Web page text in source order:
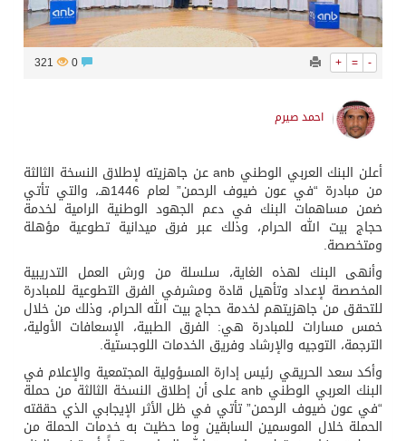
+ = -
321
احمد صيرم
أعلن البنك العربي الوطني anb عن جاهزيته لإطلاق النسخة الثالثة
من مبادرة “في عون ضيوف الرحمن” لعام 1446هـ، والتي تأتي
ضمن مساهمات البنك في دعم الجهود الوطنية الرامية لخدمة
حجاج بيت الله الحرام، وذلك عبر فرق ميدانية تطوعية مؤهلة
ومتخصصة.
وأنهى البنك لهذه الغاية، سلسلة من ورش العمل التدريبية
المخصصة لإعداد وتأهيل قادة ومشرفي الفرق التطوعية للمبادرة
للتحقق من جاهزيتهم لخدمة حجاج بيت الله الحرام، وذلك من خلال
خمس مسارات للمبادرة هي: الفرق الطبية، الإسعافات الأولية،
الترجمة، التوجيه والإرشاد وفريق الخدمات اللوجستية.
وأكد سعد الحريقي رئيس إدارة المسؤولية المجتمعية والإعلام في
البنك العربي الوطني anb على أن إطلاق النسخة الثالثة من حملة
“في عون ضيوف الرحمن” تأتي في ظل الأثر الإيجابي الذي حققته
الحملة خلال الموسمين السابقين وما حظيت به خدمات الحملة من